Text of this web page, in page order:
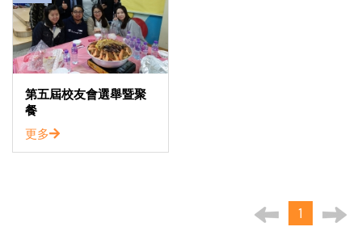
第五屆校友會選舉暨聚
餐
更多
1